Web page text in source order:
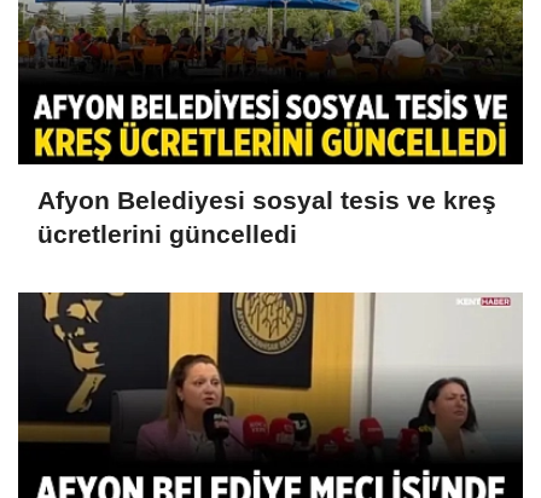
Afyon Belediyesi sosyal tesis ve kreş
ücretlerini güncelledi